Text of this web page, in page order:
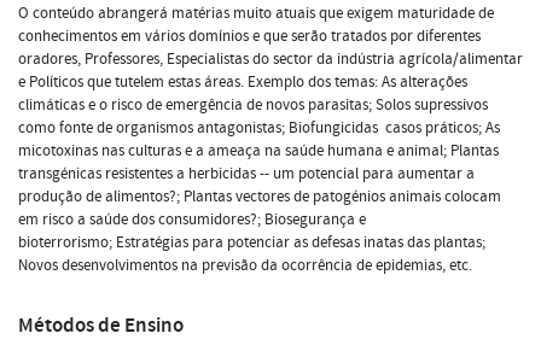
O conteúdo abrangerá matérias muito atuais que exigem maturidade de
conhecimentos em vários domínios e que serão tratados por diferentes
oradores, Professores, Especialistas do sector da indústria agrícola/alimentar
e Políticos que tutelem estas áreas. Exemplo dos temas: As alterações
climáticas e o risco de emergência de novos parasitas; Solos supressivos
como fonte de organismos antagonistas; Biofungicidas  casos práticos; As
micotoxinas nas culturas e a ameaça na saúde humana e animal; Plantas
transgénicas resistentes a herbicidas -- um potencial para aumentar a
produção de alimentos?; Plantas vectores de patogénios animais colocam
em risco a saúde dos consumidores?; Biosegurança e
bioterrorismo; Estratégias para potenciar as defesas inatas das plantas;
Novos desenvolvimentos na previsão da ocorrência de epidemias, etc.
Métodos de Ensino